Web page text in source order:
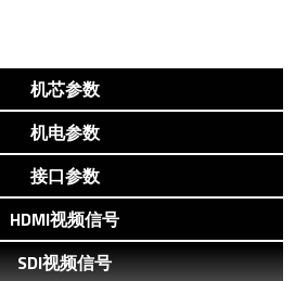
机芯参数
机电参数
接口参数
HDMI视频信号
SDI视频信号